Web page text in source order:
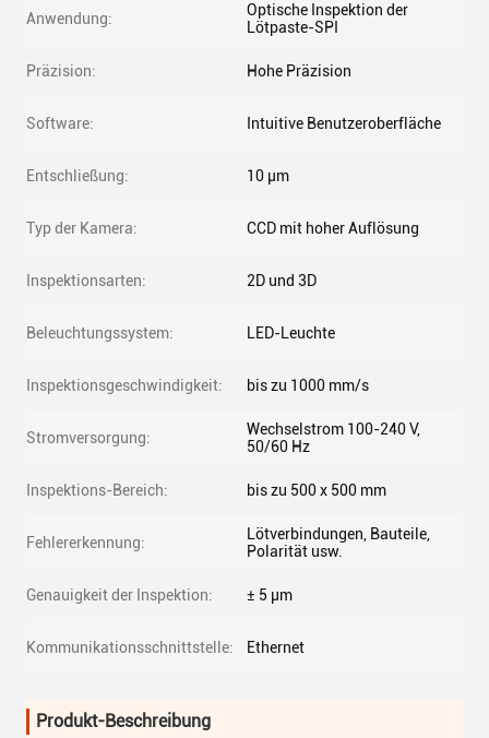
Anwendung:
Optische Inspektion der
Lötpaste-SPI
Präzision: Hohe Präzision
Software: Intuitive Benutzeroberfläche
Entschließung: 10 μm
Typ der Kamera: CCD mit hoher Auflösung
Inspektionsarten: 2D und 3D
Beleuchtungssystem: LED-Leuchte
Inspektionsgeschwindigkeit: bis zu 1000 mm/s
Stromversorgung:
Wechselstrom 100-240 V,
50/60 Hz
Inspektions-Bereich: bis zu 500 x 500 mm
Fehlererkennung:
Lötverbindungen, Bauteile,
Polarität usw.
Genauigkeit der Inspektion: ± 5 μm
Kommunikationsschnittstelle: Ethernet
Produkt-Beschreibung